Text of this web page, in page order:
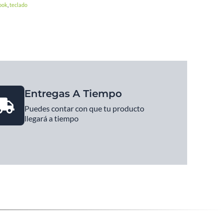
teclado
Entregas A Tiempo
Puedes contar con que tu producto
llegará a tiempo